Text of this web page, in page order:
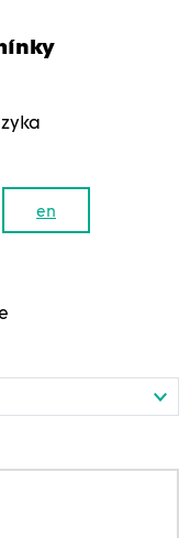
en